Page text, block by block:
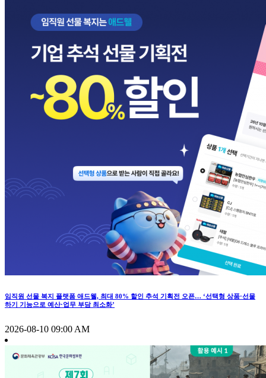
임직원 선물 복지 플랫폼 애드웰, 최대 80% 할인 추석 기획전 오픈… ‘선택형 상품·선물
하기 기능으로 예산·업무 부담 최소화’
2026-08-10 09:00 AM